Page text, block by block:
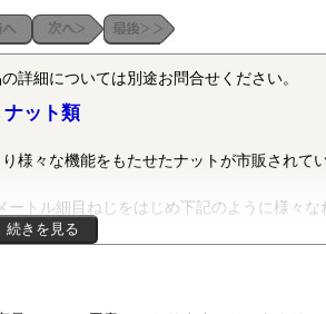
詳細については別途お問合せください。
ナット類
様々な機能をもたせたナットが市販されてい
ートル細目ねじをはじめ下記のように様々な
続きを見る